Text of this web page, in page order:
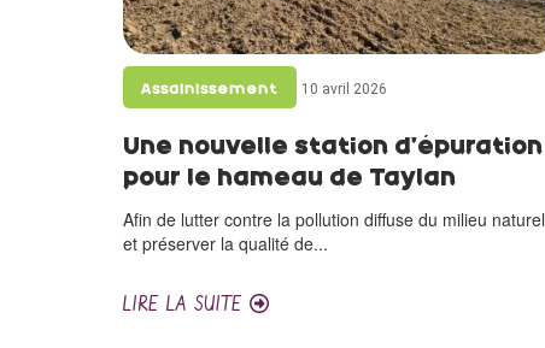
Assainissement 10 avril 2026
Une nouvelle station d’épuration
pour le hameau de Taylan
Afin de lutter contre la pollution diffuse du milieu naturel
et préserver la qualité de...
LIRE LA SUITE